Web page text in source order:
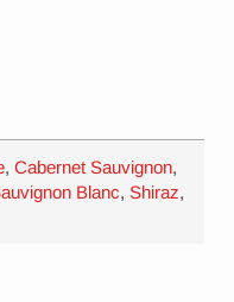
,Cabernet Sauvignon,
Blanc,Shiraz,